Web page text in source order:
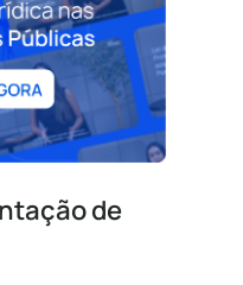
de